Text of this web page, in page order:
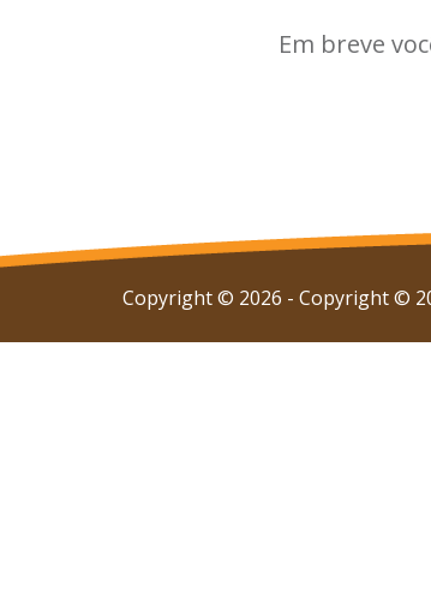
Em breve
Copyright © 2026 - Copyright ©